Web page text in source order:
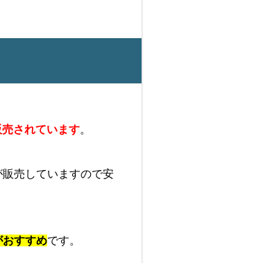
されています。
売していますので安
おすすめです。